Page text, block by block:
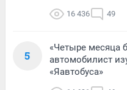
16 436 49
5
«Четыре месяца
автомобилист
«Яавтобуса»